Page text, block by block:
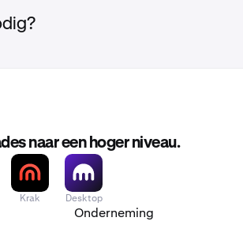
naar een hoger niveau.
Krak Desktop
Onderneming